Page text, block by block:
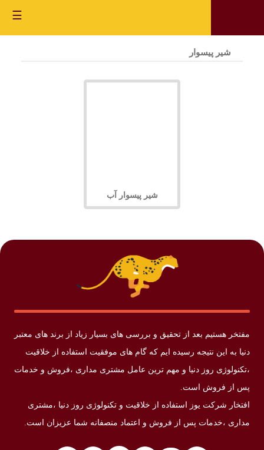
☰
شیر پیسوار
شیر پیسوار آب
مفتخر هستیم بعد از تحقیق و بررسی های بسیار زیاد از برند های معتبر
دنیا به این نتیجه رسیده ایم که گام های موفقیت استفاده از خلاقیت
،تکنولوژی روز دنیا و مهم ترین عامل مشتری مداری ،فروش و خدمات
پس از فروش است.
افتخار شرکت یوز استفاده از خلاقیت و تکنولوژی روز دنیا ،مشتری
مداری ،خدمات پس از فروش و اعتماد منصفانه شما عزیزان است.